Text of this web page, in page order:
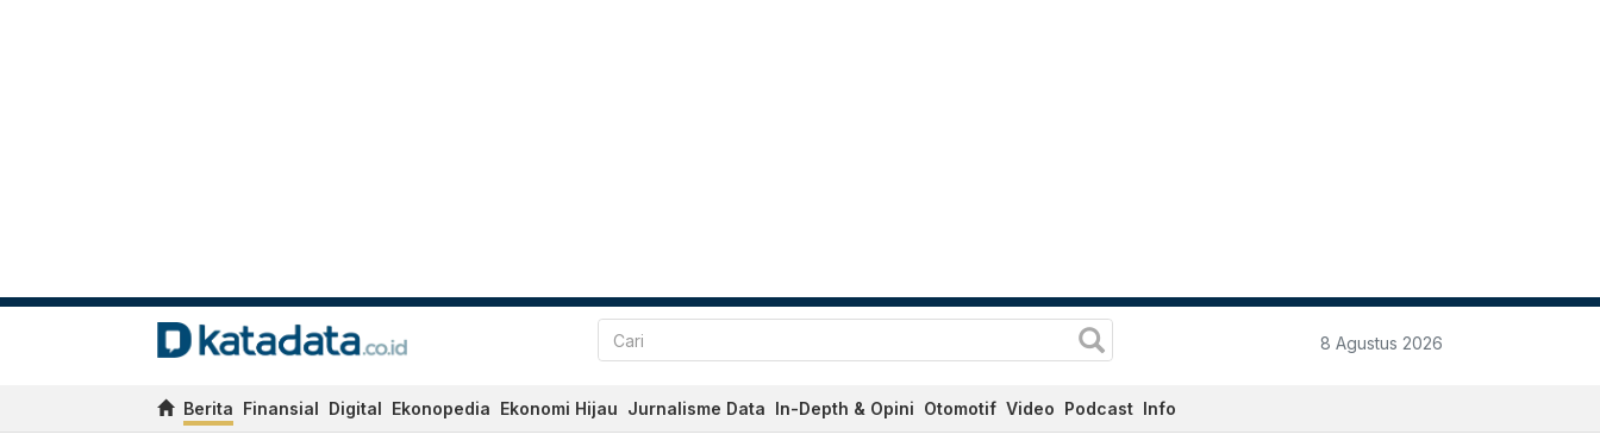
8 Agustus 2026
Berita Finansial Digital Ekonopedia Ekonomi Hijau Jurnalisme Data In-Depth & Opini Otomotif Video Podcast Info